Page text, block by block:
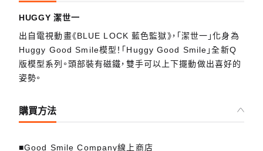
HUGGY 潔世一
出自電視動畫《BLUE LOCK 藍色監獄》，「潔世一」化身為
Huggy Good Smile模型！「Huggy Good Smile」全新Q
版模型系列。頭部裝有磁鐵，雙手可以上下擺動做出喜好的
姿勢。
購買方法
■Good Smile Company線上商店